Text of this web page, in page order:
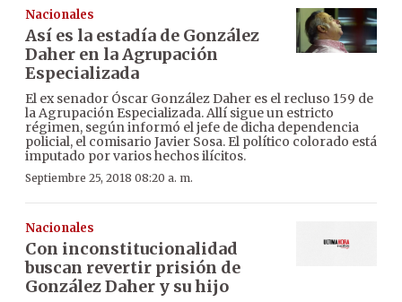
Nacionales
Así es la estadía de González
Daher en la Agrupación
Especializada
El ex senador Óscar González Daher es el recluso 159 de
la Agrupación Especializada. Allí sigue un estricto
régimen, según informó el jefe de dicha dependencia
policial, el comisario Javier Sosa. El político colorado está
imputado por varios hechos ilícitos.
Septiembre 25, 2018 08:20 a. m.
Nacionales
Con inconstitucionalidad
buscan revertir prisión de
González Daher y su hijo